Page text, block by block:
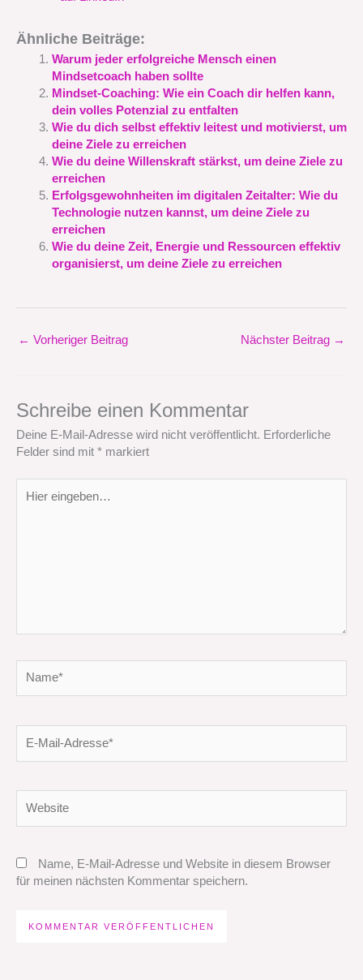
Ähnliche Beiträge:
Warum jeder erfolgreiche Mensch einen
Mindsetcoach haben sollte
Mindset-Coaching: Wie ein Coach dir helfen kann,
dein volles Potenzial zu entfalten
Wie du dich selbst effektiv leitest und motivierst, um
deine Ziele zu erreichen
Wie du deine Willenskraft stärkst, um deine Ziele zu
erreichen
Erfolgsgewohnheiten im digitalen Zeitalter: Wie du
Technologie nutzen kannst, um deine Ziele zu
erreichen
Wie du deine Zeit, Energie und Ressourcen effektiv
organisierst, um deine Ziele zu erreichen
← Vorheriger Beitrag Nächster Beitrag →
Schreibe einen Kommentar
Deine E-Mail-Adresse wird nicht veröffentlicht. Erforderliche
Felder sind mit * markiert
eingeben…
Mail-
Name, E-Mail-Adresse und Website in diesem Browser
für meinen nächsten Kommentar speichern.